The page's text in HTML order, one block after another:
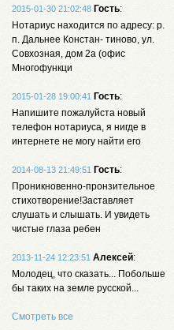
2015-01-30 21:02:48 Гость:
Нотариус находится по адресу: р.
п. Дальнее Констан- тиново, ул.
Совхозная, дом 2а (офис
Многофункци
2015-01-28 19:00:41 Гость:
Напишите пожалуйста новый
телефон нотариуса, я нигде в
интернете не могу найти его
2014-08-13 21:49:51 Гость:
Проникновенно-пронзительное
стихотворение!Заставляет
слушать и слышать. И увидеть
чистые глаза ребен
2013-11-24 12:23:51 Алексей:
Молодец, что сказать... Побольше
бы таких на земле русской...
Смотреть все